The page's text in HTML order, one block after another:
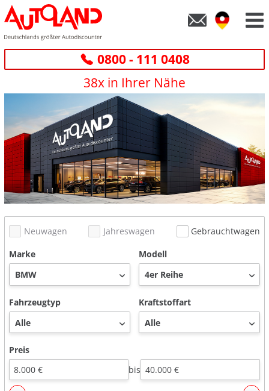
0800 - 111 0408
38x in Ihrer Nähe
Neuwagen Jahreswagen
Gebrauchtwagen
Marke
Modell
Fahrzeugtyp Kraftstoffart
Preis
bis